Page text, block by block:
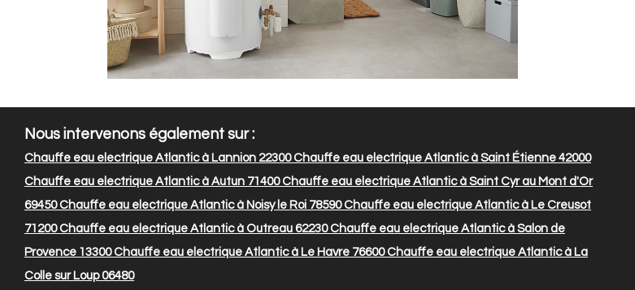
Nous intervenons également sur :
Chauffe eau electrique Atlantic à Lannion 22300Chauffe eau electrique Atlantic à Saint Étienne 42000
Chauffe eau electrique Atlantic à Autun 71400Chauffe eau electrique Atlantic à Saint Cyr au Mont d'Or
69450Chauffe eau electrique Atlantic à Noisy le Roi 78590Chauffe eau electrique Atlantic à Le Creusot
71200Chauffe eau electrique Atlantic à Outreau 62230Chauffe eau electrique Atlantic à Salon de
Provence 13300Chauffe eau electrique Atlantic à Le Havre 76600Chauffe eau electrique Atlantic à La
Colle sur Loup 06480